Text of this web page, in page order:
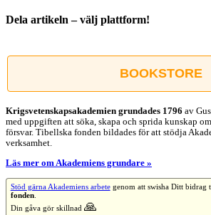
Dela artikeln – välj plattform!
post
BOOKSTORE
Krigsvetenskap­sakademien grundades 1796 av
med uppgiften att söka, skapa och sprida kunskap
försvar. Tibellska fonden bildades för att stödja
verksamhet.
Läs mer om Akademiens grundare »
Stöd gärna Akademiens arbetegenom att swisha Ditt bidrag
fonden.
Din gåva gör skillnad 🙏